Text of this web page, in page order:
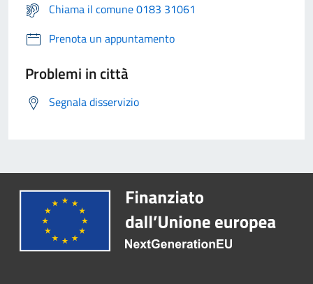
Chiama il comune 0183 31061
Prenota un appuntamento
Problemi in città
Segnala disservizio